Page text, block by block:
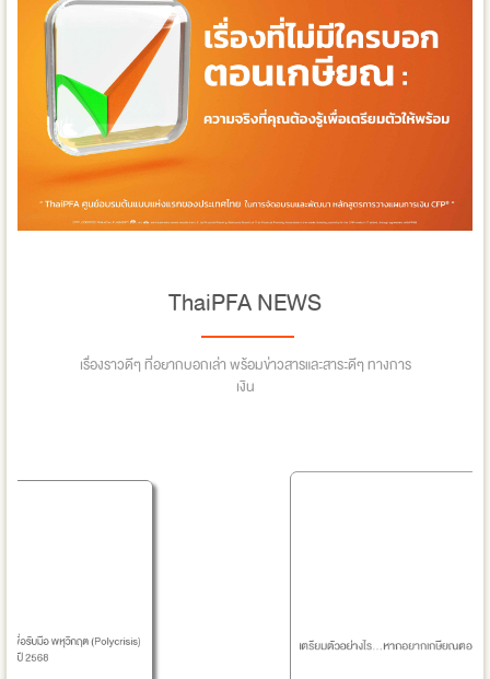
ThaiPFA NEWS
เรื่องราวดีๆ ที่อยากบอกเล่า พร้อมข่าวสารและสาระดีๆ ทางการ
เงิน
พหุวิกฤต (Polycrisis)
เตรียมตัวอย่างไร...หากอยากเกษียณตอน 45 หรือ 70 ปี?